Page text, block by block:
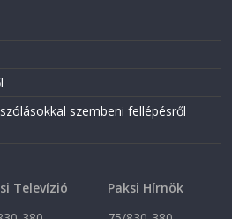
szembeni fellépésről
Televízió
Paksi Hírnök